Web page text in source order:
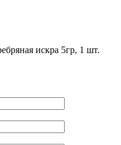
искра 5гр, 1 шт.